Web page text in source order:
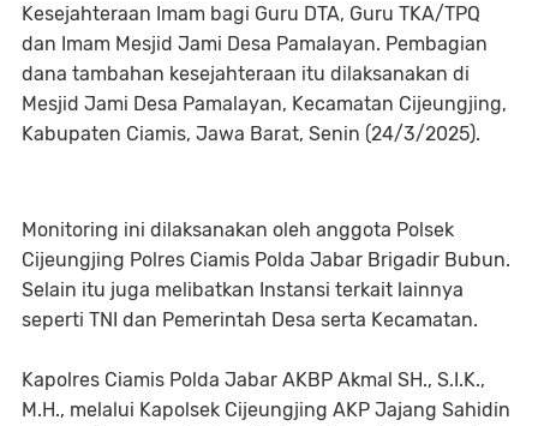
Kesejahteraan Imam bagi Guru DTA, Guru TKA/TPQ
dan Imam Mesjid Jami Desa Pamalayan. Pembagian
dana tambahan kesejahteraan itu dilaksanakan di
Mesjid Jami Desa Pamalayan, Kecamatan Cijeungjing,
Kabupaten Ciamis, Jawa Barat, Senin (24/3/2025).
Monitoring ini dilaksanakan oleh anggota Polsek
Cijeungjing Polres Ciamis Polda Jabar Brigadir Bubun.
Selain itu juga melibatkan Instansi terkait lainnya
seperti TNI dan Pemerintah Desa serta Kecamatan.
Kapolres Ciamis Polda Jabar AKBP Akmal SH., S.I.K.,
M.H., melalui Kapolsek Cijeungjing AKP Jajang Sahidin